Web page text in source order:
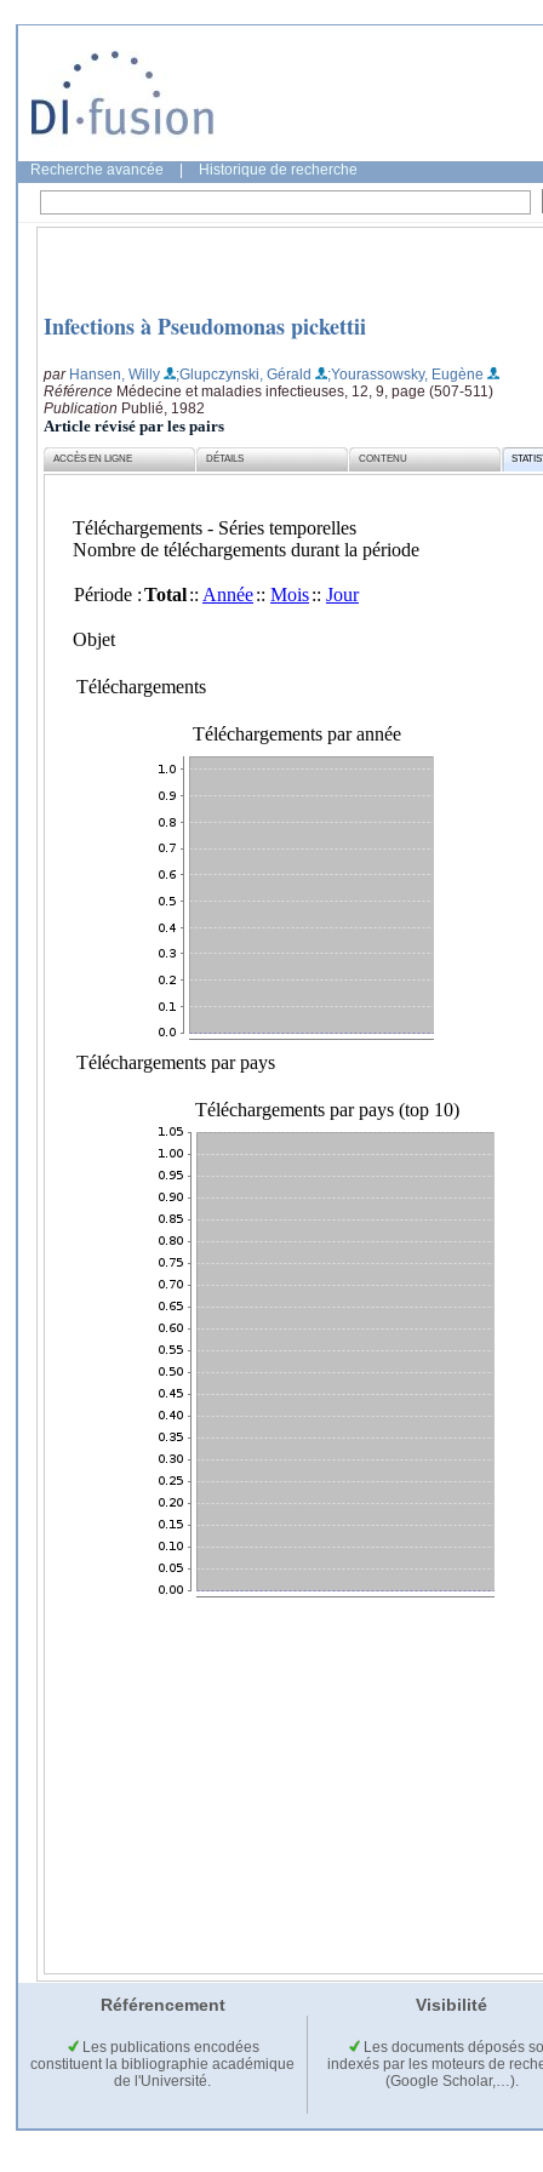
Recherche avancée Historique de recherche
Infections à Pseudomonas pickettii
par Hansen, Willy ;Glupczynski, Gérald
;Yourassowsky, Eugène
Référence Médecine et maladies infectieuses, 12, 9, page (507-511)
Publication Publié, 1982
Article révisé par les pairs
ACCÈS EN LIGNE DÉTAILS CONTENU
Référencement Visibilité
Les publications encodées
constituent la bibliographie académique
de l'Université.
Les documents déposés
indexés par les moteurs de
(Google Scholar,…).